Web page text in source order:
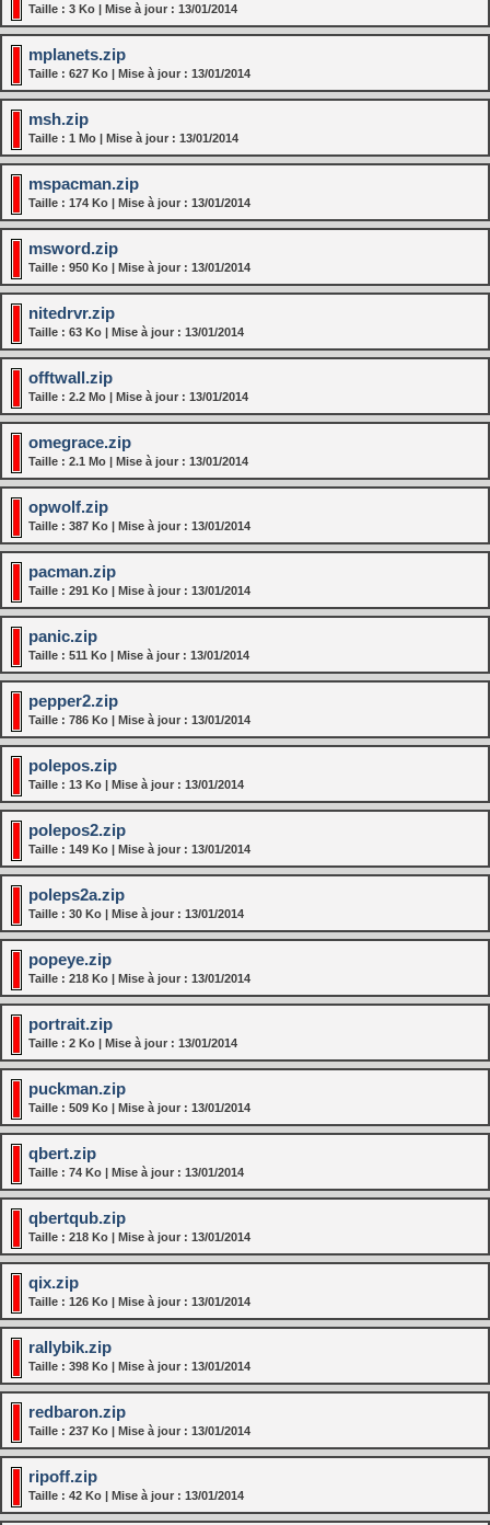
Taille : 3 Ko | Mise à jour : 13/01/2014
mplanets.zip
Taille : 627 Ko | Mise à jour : 13/01/2014
msh.zip
Taille : 1 Mo | Mise à jour : 13/01/2014
mspacman.zip
Taille : 174 Ko | Mise à jour : 13/01/2014
msword.zip
Taille : 950 Ko | Mise à jour : 13/01/2014
nitedrvr.zip
Taille : 63 Ko | Mise à jour : 13/01/2014
offtwall.zip
Taille : 2.2 Mo | Mise à jour : 13/01/2014
omegrace.zip
Taille : 2.1 Mo | Mise à jour : 13/01/2014
opwolf.zip
Taille : 387 Ko | Mise à jour : 13/01/2014
pacman.zip
Taille : 291 Ko | Mise à jour : 13/01/2014
panic.zip
Taille : 511 Ko | Mise à jour : 13/01/2014
pepper2.zip
Taille : 786 Ko | Mise à jour : 13/01/2014
polepos.zip
Taille : 13 Ko | Mise à jour : 13/01/2014
polepos2.zip
Taille : 149 Ko | Mise à jour : 13/01/2014
poleps2a.zip
Taille : 30 Ko | Mise à jour : 13/01/2014
popeye.zip
Taille : 218 Ko | Mise à jour : 13/01/2014
portrait.zip
Taille : 2 Ko | Mise à jour : 13/01/2014
puckman.zip
Taille : 509 Ko | Mise à jour : 13/01/2014
qbert.zip
Taille : 74 Ko | Mise à jour : 13/01/2014
qbertqub.zip
Taille : 218 Ko | Mise à jour : 13/01/2014
qix.zip
Taille : 126 Ko | Mise à jour : 13/01/2014
rallybik.zip
Taille : 398 Ko | Mise à jour : 13/01/2014
redbaron.zip
Taille : 237 Ko | Mise à jour : 13/01/2014
ripoff.zip
Taille : 42 Ko | Mise à jour : 13/01/2014